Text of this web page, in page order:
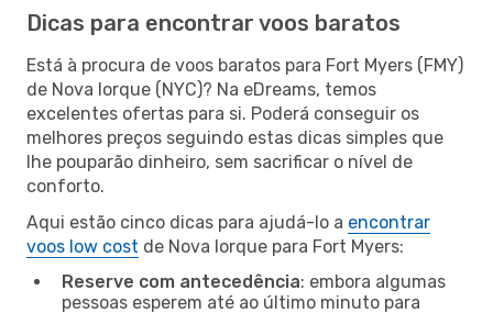
Dicas para encontrar voos baratos
Está à procura de voos baratos para Fort Myers (FMY)
de Nova Iorque (NYC)? Na eDreams, temos
excelentes ofertas para si. Poderá conseguir os
melhores preços seguindo estas dicas simples que
lhe pouparão dinheiro, sem sacrificar o nível de
conforto.
Aqui estão cinco dicas para ajudá-lo a encontrar
voos low cost de Nova Iorque para Fort Myers:
Reserve com antecedência: embora algumas
pessoas esperem até ao último minuto para